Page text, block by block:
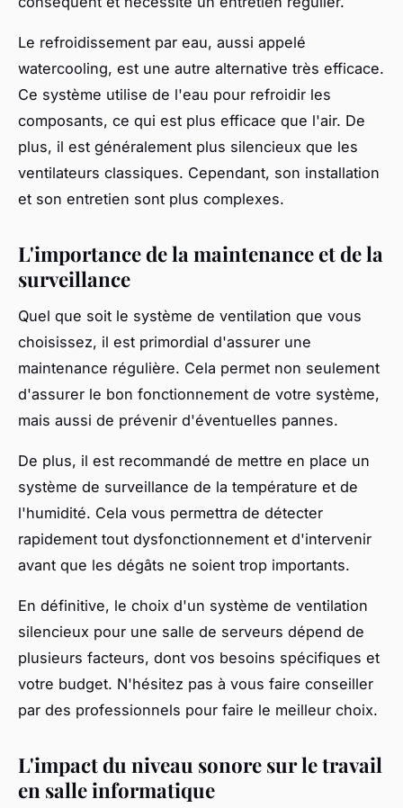
Le refroidissement par eau, aussi appelé
watercooling, est une autre alternative très efficace.
Ce système utilise de l'eau pour refroidir les
composants, ce qui est plus efficace que l'air. De
plus, il est généralement plus silencieux que les
ventilateurs classiques. Cependant, son installation
et son entretien sont plus complexes.
L'importance de la maintenance et de la
surveillance
Quel que soit le système de ventilation que vous
choisissez, il est primordial d'assurer une
maintenance régulière. Cela permet non seulement
d'assurer le bon fonctionnement de votre système,
mais aussi de prévenir d'éventuelles pannes.
De plus, il est recommandé de mettre en place un
système de surveillance de la température et de
l'humidité. Cela vous permettra de détecter
rapidement tout dysfonctionnement et d'intervenir
avant que les dégâts ne soient trop importants.
En définitive, le choix d'un système de ventilation
silencieux pour une salle de serveurs dépend de
plusieurs facteurs, dont vos besoins spécifiques et
votre budget. N'hésitez pas à vous faire conseiller
par des professionnels pour faire le meilleur choix.
L'impact du niveau sonore sur le travail
en salle informatique